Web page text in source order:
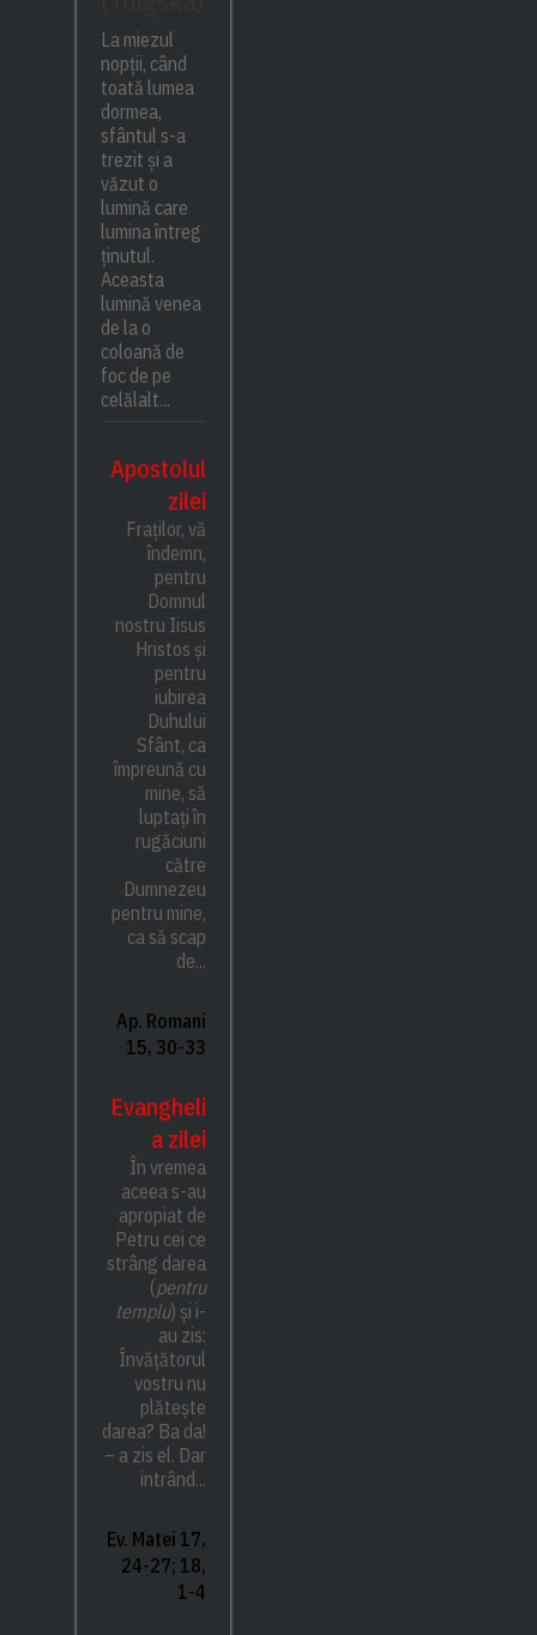
La miezul
nopții, când
toată lumea
dormea,
sfântul s-a
trezit și a
văzut o
lumină care
lumina întreg
ținutul.
Aceasta
lumină venea
de la o
coloană de
foc de pe
celălalt...
Apostolul
zilei
Fraților, vă
îndemn,
pentru
Domnul
nostru Iisus
Hristos și
pentru
iubirea
Duhului
Sfânt, ca
împreună cu
mine, să
luptați în
rugăciuni
către
Dumnezeu
pentru mine,
ca să scap
de...
Ap. Romani
15, 30-33
Evangheli
a zilei
În vremea
aceea s-au
apropiat de
Petru cei ce
strâng darea
(pentru
templu) și i-
au zis:
Învățătorul
vostru nu
plătește
darea? Ba da!
– a zis el. Dar
intrând...
Ev. Matei 17,
24-27; 18,
1-4